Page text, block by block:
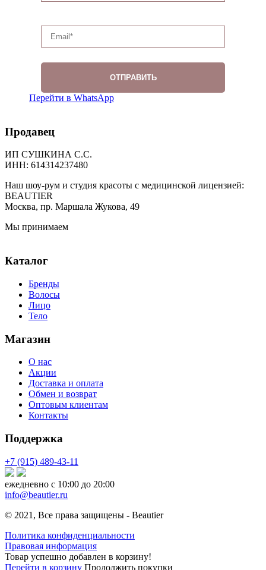
Перейти в WhatsApp
Продавец
ИП СУШКИНА С.С.
ИНН: 614314237480
Наш шоу-рум и студия красоты с медицинской лицензией:
BEAUTIER
Москва, пр. Маршала Жукова, 49
Мы принимаем
Каталог
Бренды
Волосы
Лицо
Тело
Магазин
О нас
Акции
Доставка и оплата
Обмен и возврат
Оптовым клиентам
Контакты
Поддержка
+7 (915) 489-43-11
ежедневно с 10:00 до 20:00
info@beautier.ru
© 2021, Все права защищены - Beautier
Политика конфиденциальности
Правовая информация
Товар успешно добавлен в корзину!
Перейти в корзину Продолжить покупки